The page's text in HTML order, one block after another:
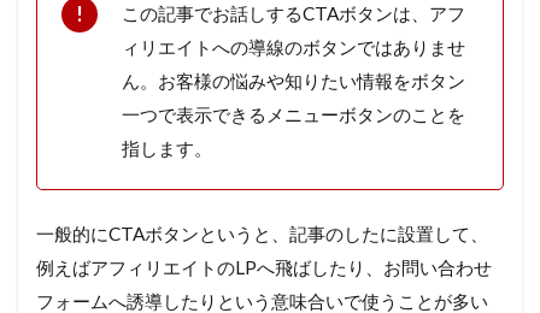
この記事でお話しするCTAボタンは、アフ
ィリエイトへの導線のボタンではありませ
ん。お客様の悩みや知りたい情報をボタン
一つで表示できるメニューボタンのことを
指します。
一般的にCTAボタンというと、記事のしたに設置して、
例えばアフィリエイトのLPへ飛ばしたり、お問い合わせ
フォームへ誘導したりという意味合いで使うことが多い